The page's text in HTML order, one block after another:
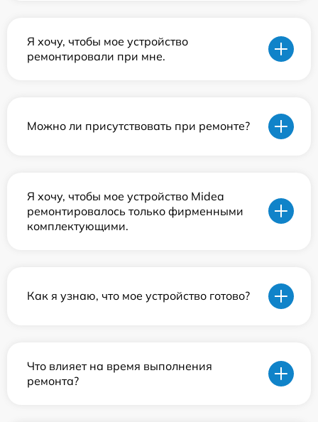
Я хочу, чтобы мое устройство
ремонтировали при мне.
Можно ли присутствовать при ремонте?
Я хочу, чтобы мое устройство Midea
ремонтировалось только фирменными
комплектующими.
Как я узнаю, что мое устройство готово?
Что влияет на время выполнения
ремонта?